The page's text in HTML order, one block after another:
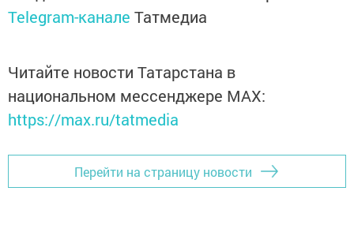
Telegram-канале Татмедиа
Читайте новости Татарстана в
национальном мессенджере MАХ:
https://max.ru/tatmedia
Перейти на страницу новости